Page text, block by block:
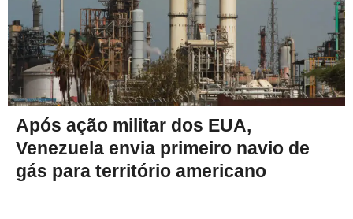
Após ação militar dos EUA,
Venezuela envia primeiro navio de
gás para território americano